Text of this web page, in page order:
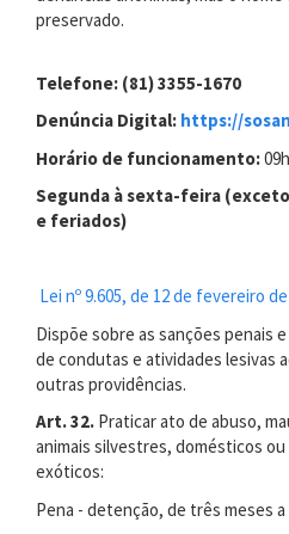
preservado.
Telefone: (81) 3355-1670
Denúncia Digital: https://
Horário de funcionamento:
Segunda à sexta-feira
e feriados)
Lei nº 9.605, de 12 de fevereiro
Dispõe sobre as sanções penais
de condutas e atividades lesivas
outras providências.
Art. 32. Praticar ato de abuso,
animais silvestres, domésticos
exóticos:
Pena - detenção, de três meses a